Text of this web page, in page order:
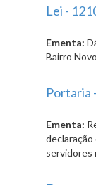
Lei -
Ementa:
Bairro
Portaria
Ementa:
servidores